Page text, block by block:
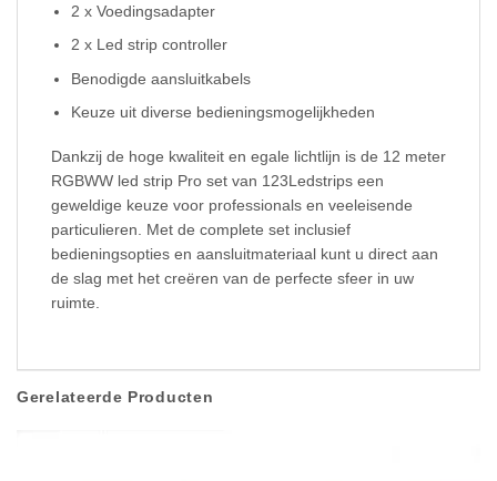
2 x Voedingsadapter
2 x Led strip controller
Benodigde aansluitkabels
Keuze uit diverse bedieningsmogelijkheden
Dankzij de hoge kwaliteit en egale lichtlijn is de 12 meter
RGBWW led strip Pro set van 123Ledstrips een
geweldige keuze voor professionals en veeleisende
particulieren. Met de complete set inclusief
bedieningsopties en aansluitmateriaal kunt u direct aan
de slag met het creëren van de perfecte sfeer in uw
ruimte.
Gerelateerde Producten